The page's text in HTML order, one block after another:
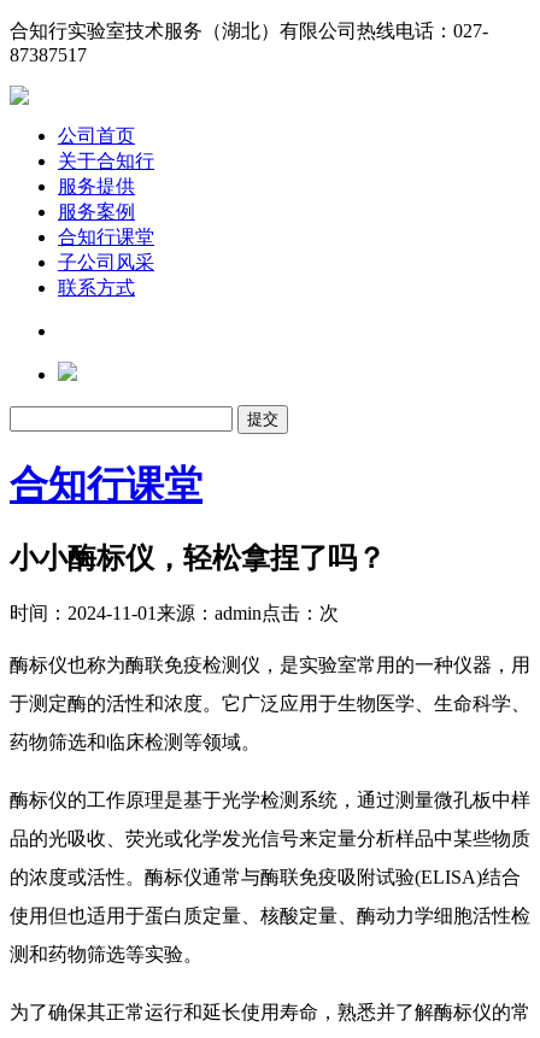
合知行实验室技术服务（湖北）有限公司 热线电话：027-
87387517
公司首页
关于合知行
服务提供
服务案例
合知行课堂
子公司风采
联系方式
合知行课堂
小小酶标仪，轻松拿捏了吗？
时间：2024-11-01来源：admin点击： 次
酶标仪也称为酶联免疫检测仪，是实验室常用的一种仪器，用
于测定酶的活性和浓度。它广泛应用于生物医学、生命科学、
药物筛选和临床检测等领域。
酶标仪的工作原理是基于光学检测系统，通过测量微孔板中样
品的光吸收、荧光或化学发光信号来定量分析样品中某些物质
的浓度或活性。酶标仪通常与酶联免疫吸附试验(ELISA)结合
使用但也适用于蛋白质定量、核酸定量、酶动力学细胞活性检
测和药物筛选等实验。
为了确保其正常运行和延长使用寿命，熟悉并了解酶标仪的常